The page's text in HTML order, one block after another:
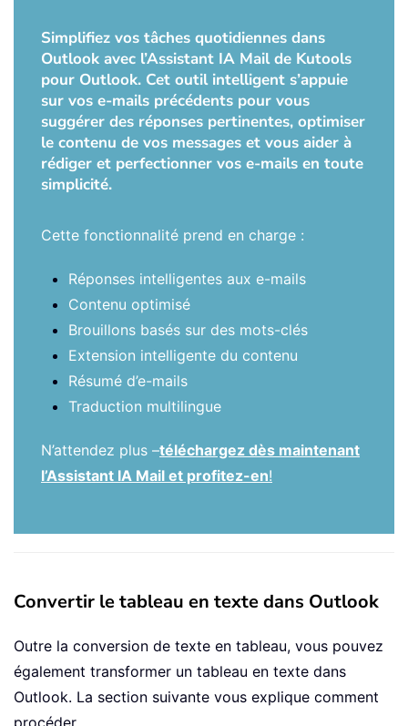
Simplifiez vos tâches quotidiennes dans
Outlook avec l’Assistant IA Mail de Kutools
pour Outlook. Cet outil intelligent s’appuie
sur vos e-mails précédents pour vous
suggérer des réponses pertinentes, optimiser
le contenu de vos messages et vous aider à
rédiger et perfectionner vos e-mails en toute
simplicité.
Cette fonctionnalité prend en charge :
Réponses intelligentes aux e-mails
Contenu optimisé
Brouillons basés sur des mots-clés
Extension intelligente du contenu
Résumé d’e-mails
Traduction multilingue
N’attendez plus –téléchargez dès maintenant
l’Assistant IA Mail et profitez-en!
Convertir le tableau en texte dans Outlook
Outre la conversion de texte en tableau, vous pouvez
également transformer un tableau en texte dans
Outlook. La section suivante vous explique comment